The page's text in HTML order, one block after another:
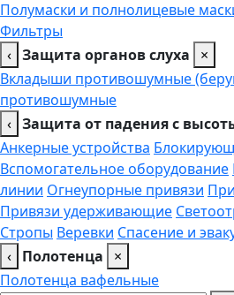
Полумаски и полнолицевые
Фильтры
‹ Защита органов слуха
×
Вкладыши противошумные
противошумные
‹ Защита от падения с
Анкерные устройства
Вспомогательное оборудование
линии Огнеупорные привязи
Привязи удерживающие
Стропы Веревки Спасение и
‹ Полотенца
×
Полотенца вафельные